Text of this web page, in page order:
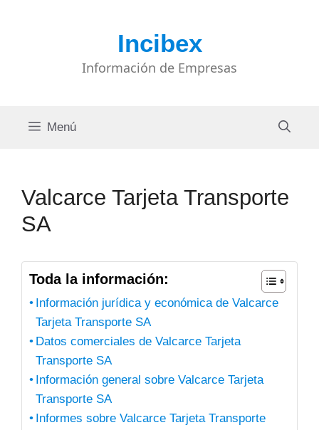
Incibex
Información de Empresas
Menú
Valcarce Tarjeta Transporte
SA
Toda la información:
Información jurídica y económica de Valcarce
Tarjeta Transporte SA
Datos comerciales de Valcarce Tarjeta
Transporte SA
Información general sobre Valcarce Tarjeta
Transporte SA
Informes sobre Valcarce Tarjeta Transporte